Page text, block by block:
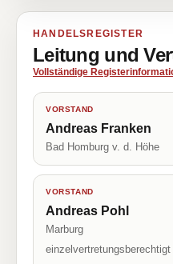
HANDELSREGISTER
Leitung und
Vollständige
VORSTAND
Andreas Franken
Bad Homburg v. d. Höhe
VORSTAND
Andreas Pohl
Marburg
einzelvertretungsberechtigt